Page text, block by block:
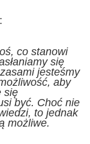
co stanowi
się
jesteśmy
aby
się
być. Choć nie
to jednak
możliwe.